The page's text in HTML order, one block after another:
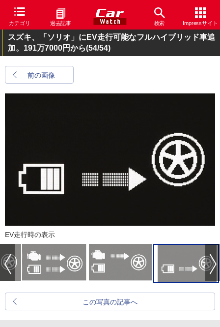
カテゴリ 過去記事 検索 Impressサイト
スズキ、「ソリオ」にEV走行可能なフルハイブリッド車追
加。191万7000円から(54/54)
前の画像
EV走行時の表示
この写真の記事へ